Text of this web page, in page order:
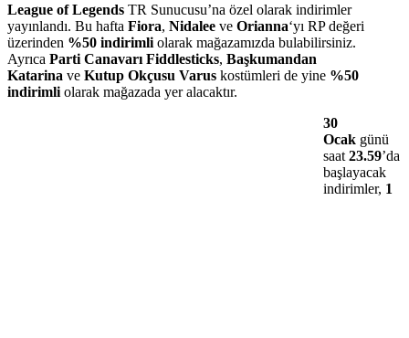
League of Legends TR Sunucusu’na özel olarak indirimler
yayınlandı. Bu hafta Fiora, Nidalee ve Orianna‘yı RP değeri
üzerinden %50 indirimli olarak mağazamızda bulabilirsiniz.
Ayrıca Parti Canavarı Fiddlesticks, Başkumandan
Katarina ve Kutup Okçusu Varus kostümleri de yine %50
indirimli olarak mağazada yer alacaktır.
30
Ocak günü
saat 23.59’da
başlayacak
indirimler, 1